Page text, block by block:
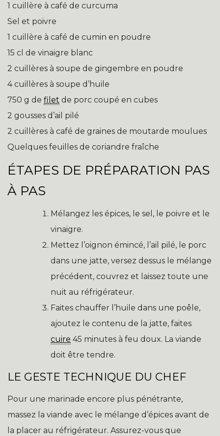
1 cuillère à café de curcuma
Sel et poivre
1 cuillère à café de cumin en poudre
15 cl de vinaigre blanc
2 cuillères à soupe de gingembre en poudre
4 cuillères à soupe d’huile
750 g de filet de porc coupé en cubes
2 gousses d’ail pilé
2 cuillères à café de graines de moutarde moulues
Quelques feuilles de coriandre fraîche
ÉTAPES DE PRÉPARATION PAS
À PAS
Mélangez les épices, le sel, le poivre et le
vinaigre.
Mettez l’oignon émincé, l’ail pilé, le porc
dans une jatte, versez dessus le mélange
précédent, couvrez et laissez toute une
nuit au réfrigérateur.
Faites chauffer l’huile dans une poêle,
ajoutez le contenu de la jatte, faites
cuire 45 minutes à feu doux. La viande
doit être tendre.
LE GESTE TECHNIQUE DU CHEF
Pour une marinade encore plus pénétrante,
massez la viande avec le mélange d’épices avant de
la placer au réfrigérateur. Assurez-vous que